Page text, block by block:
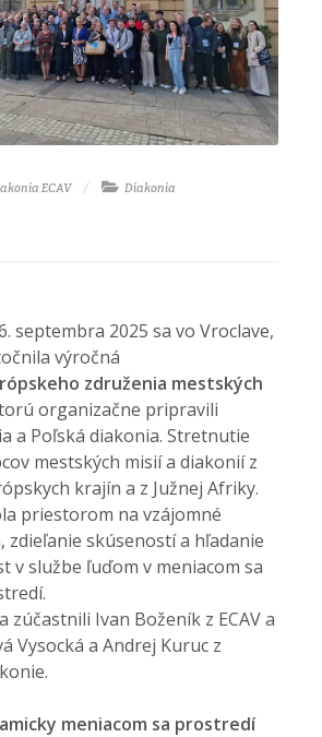
ECAV Diakonia
septembra 2025 sa vo Vroclave,
výročná
združenia mestských
organizačne pripravili
a Poľská diakonia. Stretnutie
mestských misií a diakonií z
krajín a z Južnej Afriky.
priestorom na vzájomné
zdieľanie skúseností a hľadanie
v službe ľuďom v meniacom sa
zúčastnili Ivan Boženík z ECAV a
Vysocká a Andrej Kuruc z
meniacom sa prostredí